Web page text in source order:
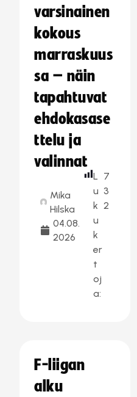
varsinainen
kokous
marraskuus
sa – näin
tapahtuvat
ehdokasase
ttelu ja
valinnat
Mika
Hilska
04.08.
2026
L
u
k
u
k
er
t
oj
a:
7
3
2
F-liigan
alku